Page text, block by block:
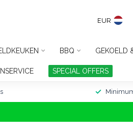
EUR
BBQ GEKOELD
SPECIAL OFFERS